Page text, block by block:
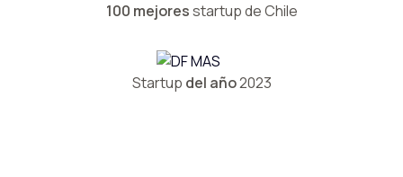
100 mejoresstartup de Chile
Startup del año2023